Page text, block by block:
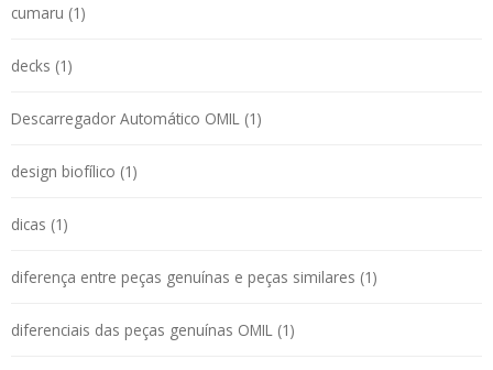
cumaru (1)
decks (1)
Descarregador Automático OMIL (1)
design biofílico (1)
dicas (1)
diferença entre peças genuínas e peças similares (1)
diferenciais das peças genuínas OMIL (1)